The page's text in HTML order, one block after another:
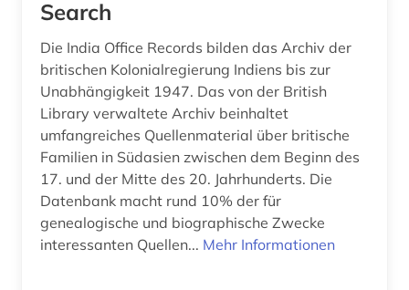
Search
Die India Office Records bilden das Archiv der
britischen Kolonialregierung Indiens bis zur
Unabhängigkeit 1947. Das von der British
Library verwaltete Archiv beinhaltet
umfangreiches Quellenmaterial über britische
Familien in Südasien zwischen dem Beginn des
17. und der Mitte des 20. Jahrhunderts. Die
Datenbank macht rund 10% der für
genealogische und biographische Zwecke
interessanten Quellen... Mehr Informationen